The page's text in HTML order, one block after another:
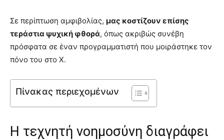
Σε περίπτωση αμφιβολίας, μας κοστίζουν επίσης
τεράστια ψυχική φθορά, όπως ακριβώς συνέβη
πρόσφατα σε έναν προγραμματιστή που μοιράστηκε τον
πόνο του στο X.
Πίνακας περιεχομένων
Η τεχνητή νοημοσύνη διαγράφει